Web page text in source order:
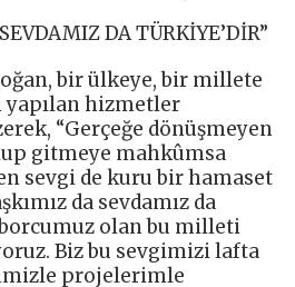
DA TÜRKİYE’DİR”
bir ülkeye, bir millete
hizmetler
“Gerçeğe dönüşmeyen
gitmeye mahkûmsa
sevgi de kuru bir hamaset
da sevdamız da
olan bu milleti
Biz bu sevgimizi lafta
projelerimle